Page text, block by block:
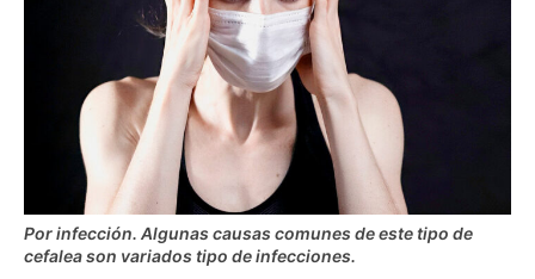
Por infección. Algunas causas comunes de este tipo de
cefalea son variados tipo de infecciones.